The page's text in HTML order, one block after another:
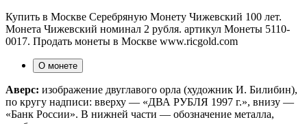
Купить в Москве Серебряную Монету Чижевский 100 лет.
Монета Чижевский номинал 2 рубля. артикул Монеты 5110-
0017. Продать монеты в Москве www.ricgold.com
О монете
Аверс: изображение двуглавого орла (художник И. Билибин),
по кругу надписи: вверху — «ДВА РУБЛЯ 1997 г.», внизу —
«Банк России». В нижней части — обозначение металла,